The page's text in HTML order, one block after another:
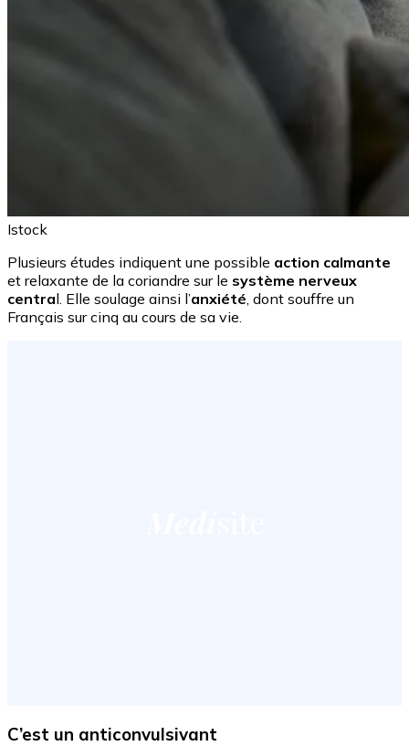
Istock
Plusieurs études indiquent une possible action calmante
et relaxante de la coriandre sur le système nerveux
central. Elle soulage ainsi l’anxiété, dont souffre un
Français sur cinq au cours de sa vie.
C’est un anticonvulsivant